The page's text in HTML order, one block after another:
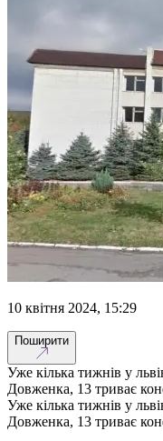
10 квітня 2024, 15:29
Поширити
Уже кілька тижнів у
Довженка, 13 триває
Уже кілька тижнів у
Довженка, 13 триває